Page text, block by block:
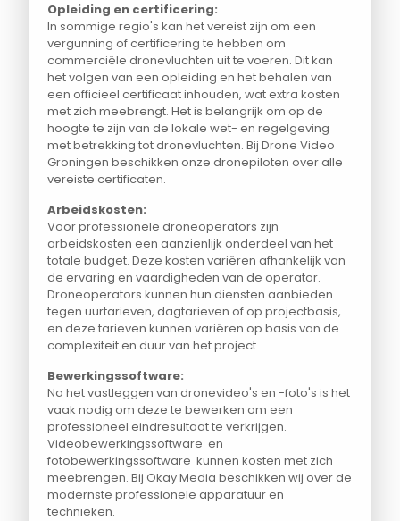
Opleiding en certificering:
In sommige regio's kan het vereist zijn om een
vergunning of certificering te hebben om
commerciële dronevluchten uit te voeren. Dit kan
het volgen van een opleiding en het behalen van
een officieel certificaat inhouden, wat extra kosten
met zich meebrengt. Het is belangrijk om op de
hoogte te zijn van de lokale wet- en regelgeving
met betrekking tot dronevluchten. Bij Drone Video
Groningen beschikken onze dronepiloten over alle
vereiste certificaten.
Arbeidskosten:
Voor professionele droneoperators zijn
arbeidskosten een aanzienlijk onderdeel van het
totale budget. Deze kosten variëren afhankelijk van
de ervaring en vaardigheden van de operator.
Droneoperators kunnen hun diensten aanbieden
tegen uurtarieven, dagtarieven of op projectbasis,
en deze tarieven kunnen variëren op basis van de
complexiteit en duur van het project.
Bewerkingssoftware:
Na het vastleggen van dronevideo's en -foto's is het
vaak nodig om deze te bewerken om een
professioneel eindresultaat te verkrijgen.
Videobewerkingssoftware en
fotobewerkingssoftware kunnen kosten met zich
meebrengen. Bij Okay Media beschikken wij over de
modernste professionele apparatuur en
technieken.